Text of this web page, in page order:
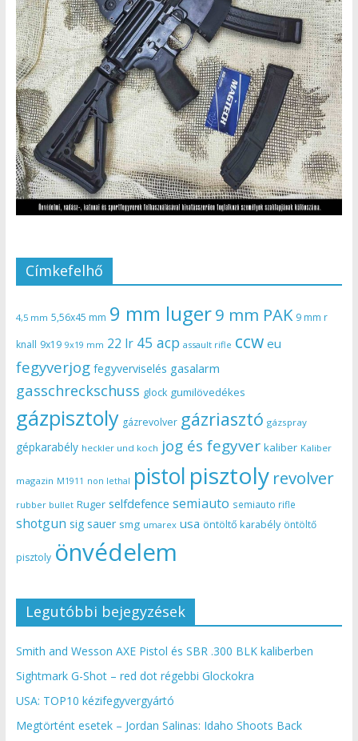
Címkefelhő
4,5 mm 5,56x45 mm 9 mm luger9 mm PAK 9 mm r
knall 9x19 9x19 mm 22 lr 45 acp assault rifle ccw eu
fegyverjog fegyverviselés gasalarm
gasschreckschuss glock gumilövedékes
gázpisztoly gázrevolver gázriasztó gázspray
gépkarabély heckler und koch jog és fegyver kaliber Kaliber
magazin M1911 non lethal pistol pisztoly revolver
rubber bullet Ruger selfdefence semiauto semiauto rifle
shotgun sig sauer smg umarex usa öntöltő karabély öntöltő
pisztoly önvédelem
Legutóbbi bejegyzések
Smith and Wesson AXE Pistol és SBR .300 BLK kaliberben
Sightmark G-Shot – red dot régebbi Glockokra
USA: TOP10 kézifegyvergyártó
Megtörtént esetek – Jordan Salinas: Idaho Shoots Back